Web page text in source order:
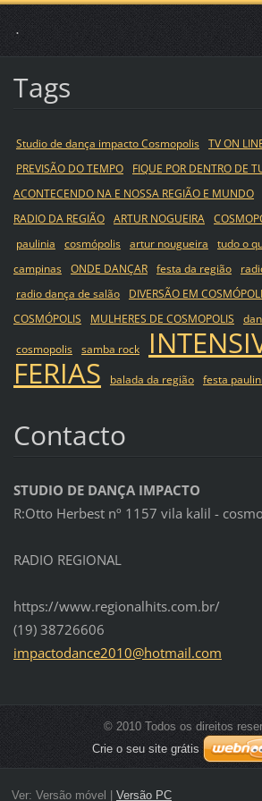
.
Tags
Studio de dança impacto Cosmopolis TV ON
PREVISÃO DO TEMPO
FIQUE POR DENTRO DE
ACONTECENDO NA E NOSSA REGIÃO E MUNDO
RADIO DA REGIÃO ARTUR NOGUEIRA
paulinia
cosmópolis artur nougueira
tudo o
campinas ONDE DANÇAR festa da região
radio dança de salão
DIVERSÃO EM
COSMÓPOLIS
MULHERES DE COSMOPOLIS
cosmopolis samba rock
FERIAS balada da região festa
Contacto
STUDIO DE DANÇA IMPACTO
R:Otto Herbest nº 1157 vila kalil -
RADIO REGIONAL
https://www.regionalhits.com.br/
(19) 38726606
impactodance2010@hotmail.com
© 2010 Todos os direitos
Crie o seu site grátis
Ver: Versão móvel Versão PC